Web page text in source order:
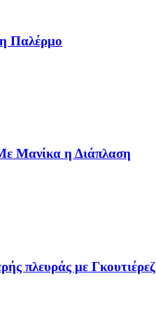
Παλέρμο
Μανίκα η Διάπλαση
πλευράς με Γκουτιέρεζ